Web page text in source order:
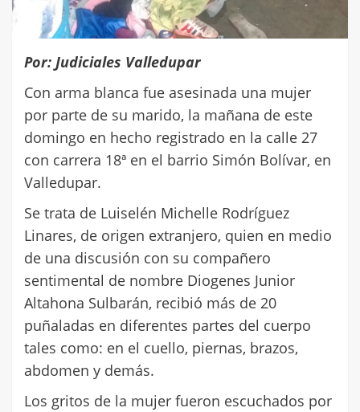
Por: Judiciales Valledupar
Con arma blanca fue asesinada una mujer
por parte de su marido, la mañana de este
domingo en hecho registrado en la calle 27
con carrera 18ª en el barrio Simón Bolívar, en
Valledupar.
Se trata de Luiselén Michelle Rodríguez
Linares, de origen extranjero, quien en medio
de una discusión con su compañero
sentimental de nombre Diogenes Junior
Altahona Sulbarán, recibió más de 20
puñaladas en diferentes partes del cuerpo
tales como: en el cuello, piernas, brazos,
abdomen y demás.
Los gritos de la mujer fueron escuchados por